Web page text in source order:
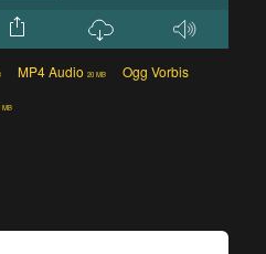
MP4 Audio 20 MB
Ogg Vorbis
MB